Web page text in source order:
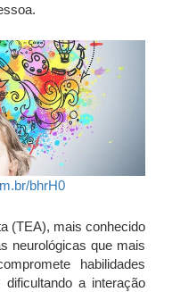
bhrH0
(TEA), mais conhecido
neurológicas que mais
habilidades
a interação